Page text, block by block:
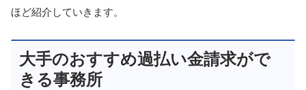
ほど紹介していきます。
大手のおすすめ過払い金請求がで
きる事務所